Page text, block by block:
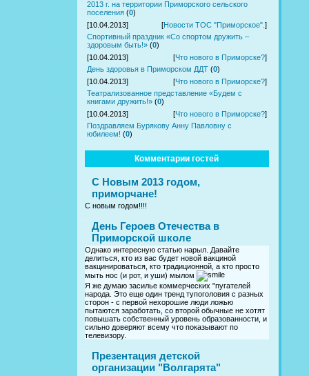
2013 г. на территории Приморского сельского
поселения (0)
[10.04.2013]
[Новости ТОС "Приморское". ]
Спортивный праздник «Со спортом дружить –
здоровым быть!» (0)
[10.04.2013]
[Что нового в Приморске?]
День здоровья в Приморском ДДТ (0)
[10.04.2013]
[Что нового в Приморске?]
Театрализованное представление «Будем с
книгами дружить!» (0)
[10.04.2013]
[Что нового в Приморске?]
Поздравляем Бурякову Анну Павловну с
юбилеем! (0)
Комментарии гостей
С Новым 2013 годом,
приморчане!
С новым годом!!!!
День Героев Отечества в
Приморской школе
Однако интересную статью нарыл. Давайте
делиться, кто из вас будет новой вакциной
вакцинироваться, кто традиционной, а кто просто
мыть нос (и рот, и уши) мылом
Я же думаю засилье коммерческих "пугателей
народа. Это еще один тренд тупоголовия с разных
сторон - с первой нехорошие люди ложью
пытаются заработать, со второй обычные не хотят
повышать собственный уровень образованности, и
сильно доверяют всему что показывают по
телевизору.
Презентация детской
организации "Волгарята"